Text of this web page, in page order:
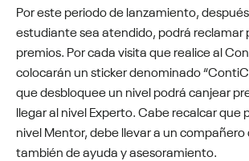
Por este periodo de lanzamiento,
estudiante sea atendido, podrá reclamar
premios. Por cada visita que realice al
colocarán un sticker denominado
que desbloquee un nivel podrá canjear
llegar al nivel Experto. Cabe recalcar que
nivel Mentor, debe llevar a un
también de ayuda y asesoramiento.